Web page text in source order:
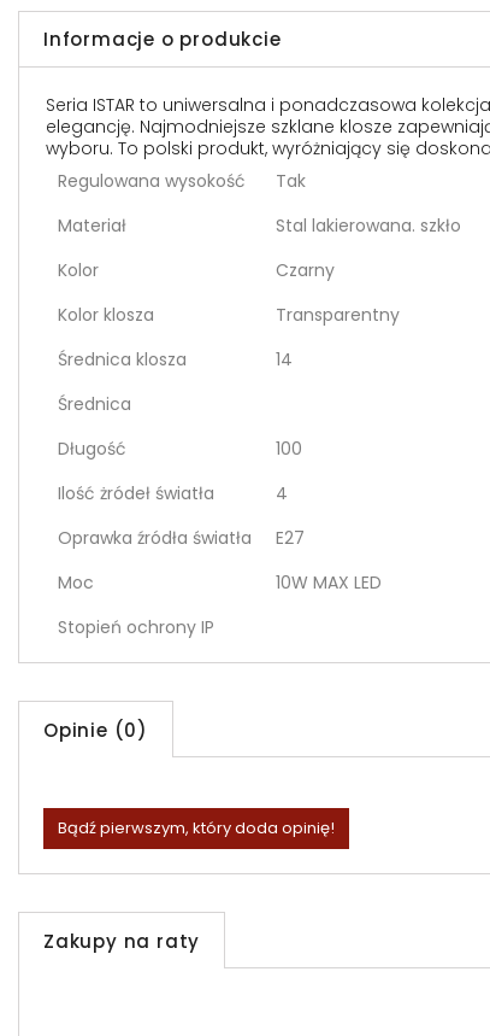
Informacje o produkcie
Seria ISTAR to uniwersalna i ponadczasowa
elegancję. Najmodniejsze szklane klosze
wyboru. To polski produkt, wyróżniający się
Regulowana wysokość
Tak
Materiał
Stal lakierowana. szkło
Kolor
Czarny
Kolor klosza
Transparentny
Średnica klosza
14
Średnica
Długość
100
Ilość żródeł światła
4
Oprawka źródła światła
E27
Moc
10W MAX LED
Stopień ochrony IP
Opinie (0)
Bądź pierwszym, który doda opinię!
Zakupy na raty